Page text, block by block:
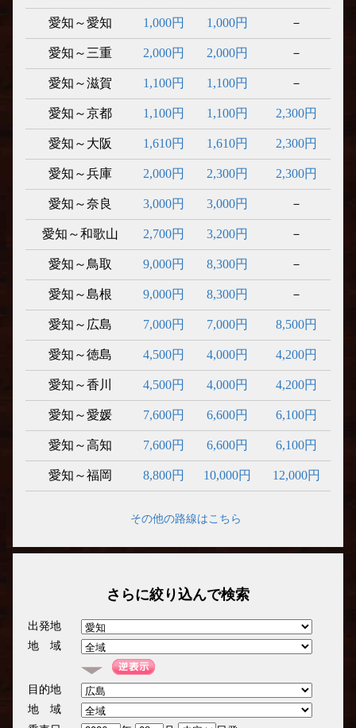
愛知～愛知 1,000円 1,000円 －
愛知～三重 2,000円 2,000円 －
愛知～滋賀 1,100円 1,100円 －
愛知～京都 1,100円 1,100円 2,300円
愛知～大阪 1,610円 1,610円 2,300円
愛知～兵庫 2,000円 2,300円 2,300円
愛知～奈良 3,000円 3,000円 －
愛知～和歌山 2,700円 3,200円 －
愛知～鳥取 9,000円 8,300円 －
愛知～島根 9,000円 8,300円 －
愛知～広島 7,000円 7,000円 8,500円
愛知～徳島 4,500円 4,000円 4,200円
愛知～香川 4,500円 4,000円 4,200円
愛知～愛媛 7,600円 6,600円 6,100円
愛知～高知 7,600円 6,600円 6,100円
愛知～福岡 8,800円 10,000円 12,000円
その他の路線はこちら
さらに絞り込んで検索
出発地
地 域
目的地
地 域